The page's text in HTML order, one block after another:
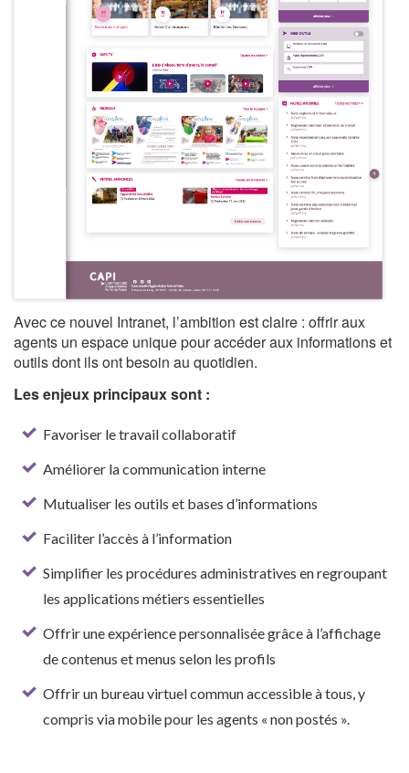
Avec ce nouvel Intranet, l’ambition est claire : offrir aux
agents un espace unique pour accéder aux informations et
outils dont ils ont besoin au quotidien.
Les enjeux principaux sont :
Favoriser le travail collaboratif
Améliorer la communication interne
Mutualiser les outils et bases d’informations
Faciliter l’accès à l’information
Simplifier les procédures administratives en regroupant
les applications métiers essentielles
Offrir une expérience personnalisée grâce à l’affichage
de contenus et menus selon les profils
Offrir un bureau virtuel commun accessible à tous, y
compris via mobile pour les agents « non postés ».